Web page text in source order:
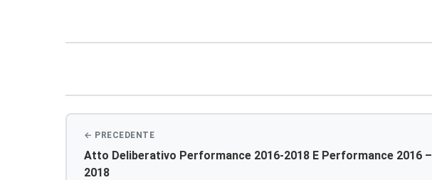
articoli
Atto Deliberativo Performance 2016-2018 E Performance 2016 –
2018